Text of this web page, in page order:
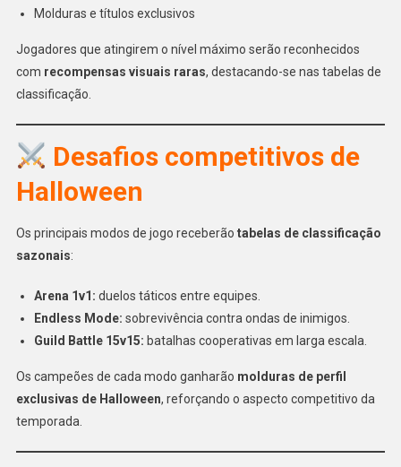
Molduras e títulos exclusivos
Jogadores que atingirem o nível máximo serão reconhecidos
com recompensas visuais raras, destacando-se nas tabelas de
classificação.
Desafios competitivos de
Halloween
Os principais modos de jogo receberão tabelas de classificação
sazonais:
Arena 1v1: duelos táticos entre equipes.
Endless Mode: sobrevivência contra ondas de inimigos.
Guild Battle 15v15: batalhas cooperativas em larga escala.
Os campeões de cada modo ganharão molduras de perfil
exclusivas de Halloween, reforçando o aspecto competitivo da
temporada.